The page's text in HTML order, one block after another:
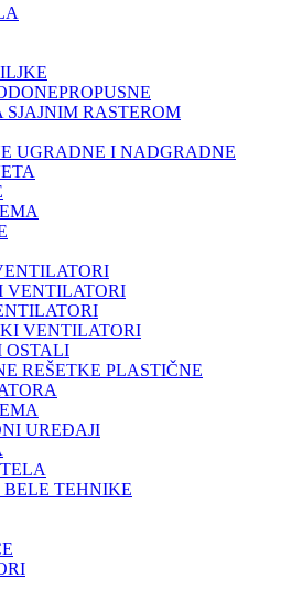
SJAJNIM RASTEROM
UGRADNE I NADGRADNE
VENTILATORI
VENTILATORI
OSTALI
REŠETKE PLASTIČNE
UREĐAJI
TEHNIKE